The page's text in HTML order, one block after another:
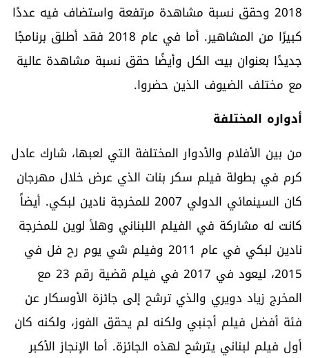
2018 وحقق نسبة مشاهدة مرتفعة واستضاف فيه عددًا
كبيرًا من المشاهير. أما في عام 2018 فقد أطلق برنامجًا
جديدًا بعنوان بيت الكل وأيضًا حقق نسبة مشاهدة عالية
مع مختلف الضيوف الذين حضروا.
أدواره المختلفة
من بين الأفلام والأدوار المختلفة التي لعبها، شارك عادل
كرم في بطولة فيلم سكر بنات الذي عرض خلال مهرجان
كان السينمائي الدولي 2007 للمخرجة نادين لبكي. أيضاً
كانت له مشاركة في الفيلم اللبناني وهلأ لوين للمخرجة
نادين لبكي في عام 2011 وفيلم شي يوم رح فل في
2015، ليعود في 2017 في فيلم قضية رقم 23 مع
المخرج زياد دويري والذي ترشح إلى جائزة الأوسكار عن
فئة أفضل فيلم أجنبي ولكنه لم يحقق الفوز، ولكنه كان
أول فيلم لبناني يترشح لهذه الجائزة. أما الإنجاز الأكبر